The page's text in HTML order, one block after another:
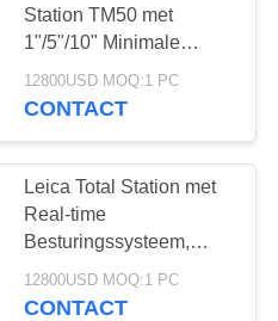
Station TM50 met
1"/5"/10" Minimale
Afleesbaarheid en
1000m Non-Prism
Landmeting
12800USD MOQ:1 PC
CONTACT
Leica Total Station met
Real-time
Besturingssysteem,
Intern Flashgeheugen,
Externe SD-kaart en
12800USD MOQ:1 PC
CONTACT